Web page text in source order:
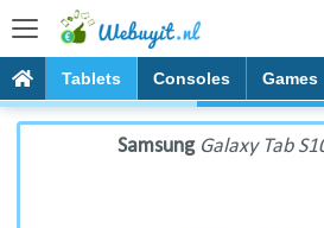
Tablets Consoles Games
Samsung Galaxy Tab S10
Samsung Galaxy Tab